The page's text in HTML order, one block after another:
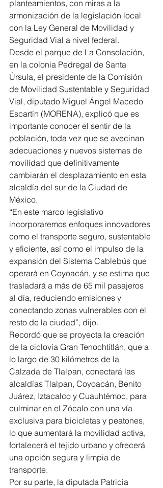
planteamientos, con miras a la
armonización de la legislación local
con la Ley General de Movilidad y
Seguridad Vial a nivel federal.
Desde el parque de La Consolación,
en la colonia Pedregal de Santa
Úrsula, el presidente de la Comisión
de Movilidad Sustentable y Seguridad
Vial, diputado Miguel Ángel Macedo
Escartín (MORENA), explicó que es
importante conocer el sentir de la
población, toda vez que se avecinan
adecuaciones y nuevos sistemas de
movilidad que definitivamente
cambiarán el desplazamiento en esta
alcaldía del sur de la Ciudad de
México.
“En este marco legislativo
incorporaremos enfoques innovadores
como el transporte seguro, sustentable
y eficiente, así como el impulso de la
expansión del Sistema Cablebús que
operará en Coyoacán, y se estima que
trasladará a más de 65 mil pasajeros
al día, reduciendo emisiones y
conectando zonas vulnerables con el
resto de la ciudad”, dijo.
Recordó que se proyecta la creación
de la ciclovía Gran Tenochtitlán, que a
lo largo de 30 kilómetros de la
Calzada de Tlalpan, conectará las
alcaldías Tlalpan, Coyoacán, Benito
Juárez, Iztacalco y Cuauhtémoc, para
culminar en el Zócalo con una vía
exclusiva para bicicletas y peatones,
lo que aumentará la movilidad activa,
fortalecerá el tejido urbano y ofrecerá
una opción segura y limpia de
transporte.
Por su parte, la diputada Patricia